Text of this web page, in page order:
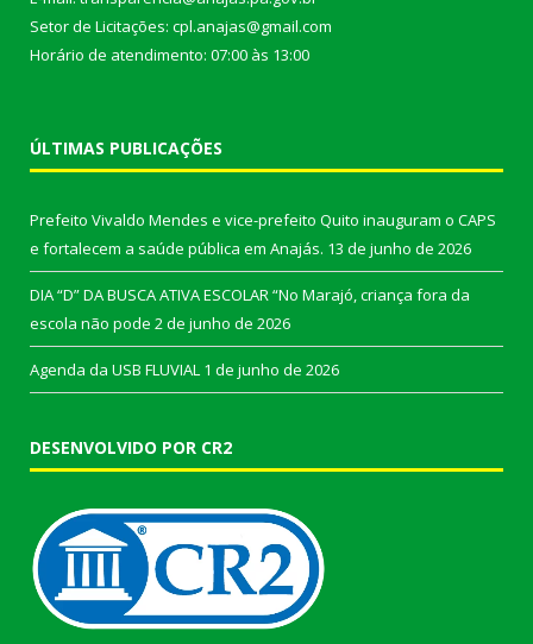
Setor de Licitações: cpl.anajas@gmail.com
Horário de atendimento: 07:00 às 13:00
ÚLTIMAS PUBLICAÇÕES
Prefeito Vivaldo Mendes e vice-prefeito Quito inauguram o CAPS
e fortalecem a saúde pública em Anajás. 13 de junho de 2026
DIA “D” DA BUSCA ATIVA ESCOLAR “No Marajó, criança fora da
escola não pode 2 de junho de 2026
Agenda da USB FLUVIAL 1 de junho de 2026
DESENVOLVIDO POR CR2